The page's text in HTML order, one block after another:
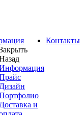
Дизайн
Доставка и
Контакты